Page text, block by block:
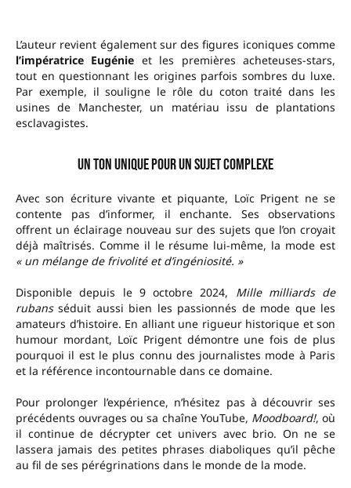
L’auteur revient également sur des figures iconiques comme
l’impératrice Eugénie et les premières acheteuses-stars,
tout en questionnant les origines parfois sombres du luxe.
Par exemple, il souligne le rôle du coton traité dans les
usines de Manchester, un matériau issu de plantations
esclavagistes.
Un ton unique pour un sujet complexe
Avec son écriture vivante et piquante, Loïc Prigent ne se
contente pas d’informer, il enchante. Ses observations
offrent un éclairage nouveau sur des sujets que l’on croyait
déjà maîtrisés. Comme il le résume lui-même, la mode est
« un mélange de frivolité et d’ingéniosité. »
Disponible depuis le 9 octobre 2024, Mille milliards de
rubansséduit aussi bien les passionnés de mode que les
amateurs d’histoire. En alliant une rigueur historique et son
humour mordant, Loïc Prigent démontre une fois de plus
pourquoi il est le plus connu des journalistes mode à Paris
et la référence incontournable dans ce domaine.
Pour prolonger l’expérience, n’hésitez pas à découvrir ses
précédents ouvrages ou sa chaîne YouTube, Moodboard!, où
il continue de décrypter cet univers avec brio. On ne se
lassera jamais des petites phrases diaboliques qu’il pêche
au fil de ses pérégrinations dans le monde de la mode.